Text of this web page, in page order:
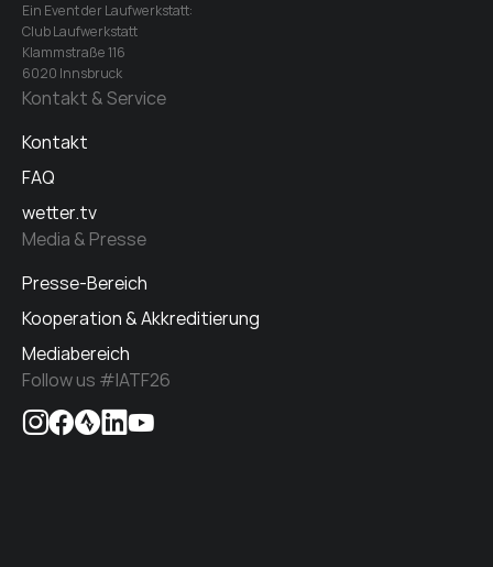
Ein Event der Laufwerkstatt:
Club Laufwerkstatt
Klammstraße 116
6020 Innsbruck
Kontakt & Service
Kontakt
FAQ
wetter.tv
Media & Presse
Presse-Bereich
Kooperation & Akkreditierung
Mediabereich
Follow us #IATF26